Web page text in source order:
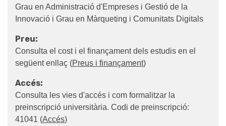
Grau en Administració d'Empreses i Gestió de la
Innovació i Grau en Màrqueting i Comunitats Digitals
Preu:
Consulta el cost i el finançament dels estudis en el
següent enllaç (Preus i finançament)
Accés:
Consulta les vies d'accés i com formalitzar la
preinscripció universitària. Codi de preinscripció:
41041 (Accés)